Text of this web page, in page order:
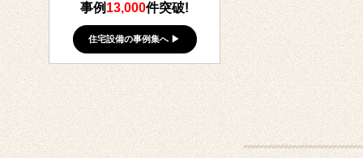
事例 13,000件突破!
住宅設備の事例集へ ▶